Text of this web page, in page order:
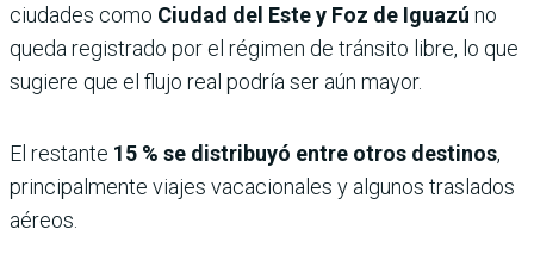
ciudades como Ciudad del Este y Foz de Iguazú no
queda registrado por el régimen de tránsito libre, lo que
sugiere que el flujo real podría ser aún mayor.
El restante 15 % se distribuyó entre otros destinos,
principalmente viajes vacacionales y algunos traslados
aéreos.